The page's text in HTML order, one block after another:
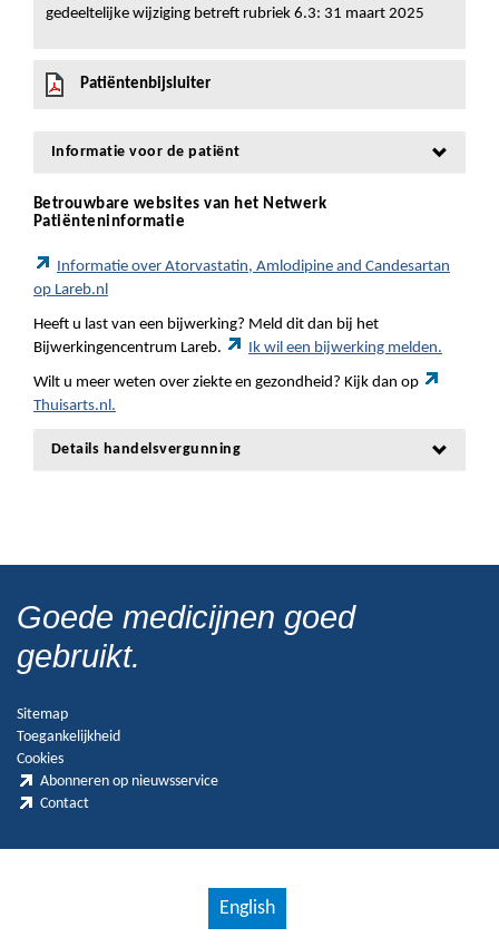
gedeeltelijke wijziging betreft rubriek 6.3: 31 maart 2025
Patiëntenbijsluiter
Informatie voor de patiënt
Betrouwbare websites van het Netwerk
Patiënteninformatie
Informatie over Atorvastatin, Amlodipine and Candesartan
op Lareb.nl
Heeft u last van een bijwerking? Meld dit dan bij het
Bijwerkingencentrum Lareb.
Ik wil een bijwerking melden.
Wilt u meer weten over ziekte en gezondheid? Kijk dan op
Thuisarts.nl.
Details handelsvergunning
Goede medicijnen goed
gebruikt.
Sitemap
Toegankelijkheid
Cookies
Abonneren op nieuwsservice
Contact
English